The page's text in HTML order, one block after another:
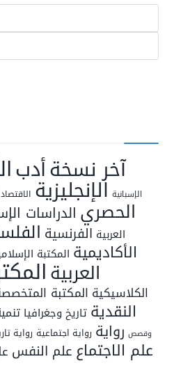
آخر نسخةأدب
الإسبانية الإنجليزية الاقتصاد
الحصري الدراسات
العربية الفرنسية
الأكاديمية المكتبة
العربية
الكلاسيكية المكتبة
النقدية تاريخ وجغرافيا
وقصص رواية رواية اجتماعية رواية
علم الاجتماع علم النفس